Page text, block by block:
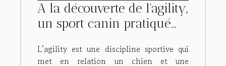
A la découverte de l'agility,
un sport canin pratiqué
L’agility est une discipline sportive qui
met en relation un chien et une